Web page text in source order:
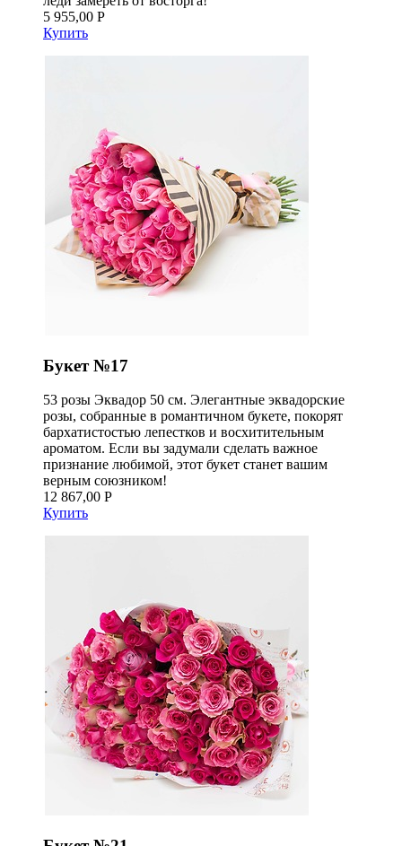
5 955,00 Р
Купить
Букет №17
53 розы Эквадор 50 см. Элегантные эквадорские
розы, собранные в романтичном букете, покорят
бархатистостью лепестков и восхитительным
ароматом. Если вы задумали сделать важное
признание любимой, этот букет станет вашим
верным союзником!
12 867,00 Р
Купить